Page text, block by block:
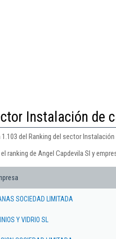
Instalación de
del Ranking del sector Instalación
ranking de Angel Capdevila Sl y
SOCIEDAD LIMITADA
Y VIDRIO SL